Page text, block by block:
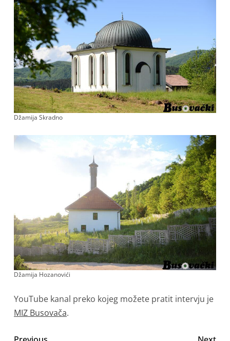
Džamija Skradno
Džamija Hozanovići
YouTube kanal preko kojeg možete pratit intervju je
MIZ Busovača.